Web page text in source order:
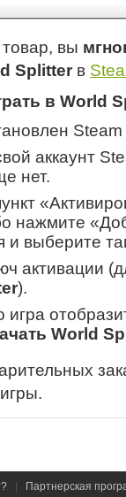
вы
Splitter в
в World
аккаунт
нет.
нажмите
и выберите
активации
).
игра
World
Партнерская